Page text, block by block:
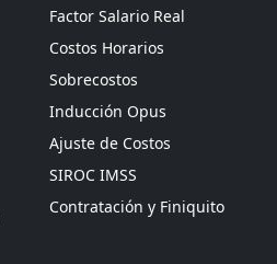
Factor Salario Real
Costos Horarios
Sobrecostos
Inducción Opus
Ajuste de Costos
SIROC IMSS
Contratación y Finiquito